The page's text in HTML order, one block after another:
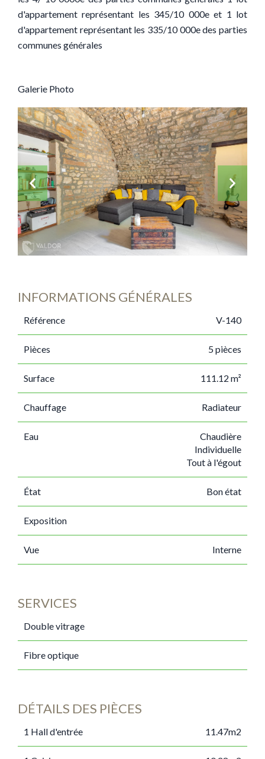
d'appartement représentant les 345/10 000e et 1 lot
d'appartement représentant les 335/10 000e des parties
communes générales
Galerie Photo
INFORMATIONS GÉNÉRALES
Référence V-140
Pièces 5 pièces
Surface 111.12 m²
Chauffage Radiateur
Eau
Chaudière
Individuelle
Tout à l'égout
État Bon état
Exposition
Vue Interne
SERVICES
Double vitrage
Fibre optique
DÉTAILS DES PIÈCES
1 Hall d'entrée 11.47m2